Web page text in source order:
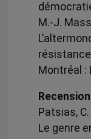
M.-J.
Montréal :
Patsias,
Le genre